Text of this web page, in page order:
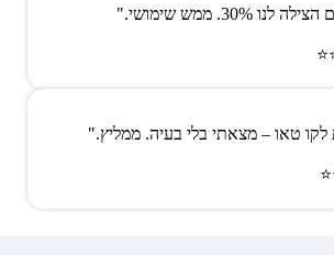
ממש שימושי."
טאו – מצאתי בלי בעיה. ממליץ."